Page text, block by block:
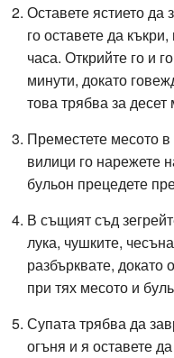
Оставете ястието да
го оставете да
часа. Открийте го и
минути, докато
това трябва за
Преместете месото
вилици го нарежете
бульон прецедете
В същият съд
лука, чушките,
разбърквате, докато
при тях месото и
Супата трябва да
огъня и я оставете